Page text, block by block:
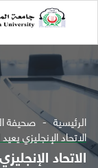
الرئيسية صحيفة
الاتحاد الإنجليزي
الاتحاد